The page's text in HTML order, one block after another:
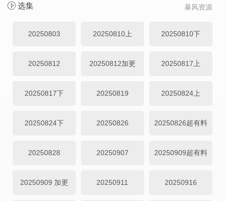
暴风资源
选集
20250803 20250810上 20250810下
20250812 20250812加更 20250817上
20250817下 20250819 20250824上
20250824下 20250826 20250826超有料
20250828 20250907 20250909超有料
20250909 加更 20250911 20250916